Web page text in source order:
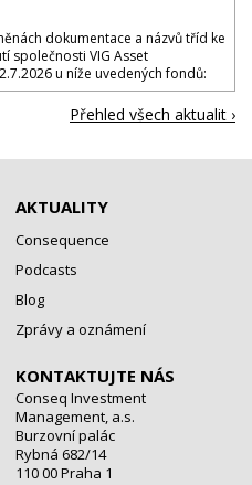
dokumentace a názvů tříd ke
společnosti VIG Asset
u níže uvedených fondů:
Přehled všech aktualit ›
AKTUALITY
Consequence
Podcasts
Blog
Zprávy a oznámení
KONTAKTUJTE NÁS
Conseq Investment
Management, a.s.
Burzovní palác
Rybná 682/14
110 00 Praha 1